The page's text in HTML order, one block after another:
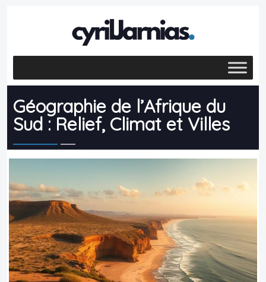
Géographie de l’Afrique du
Sud : Relief, Climat et Villes